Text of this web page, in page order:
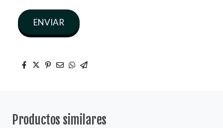
ENVIAR
Productos similares